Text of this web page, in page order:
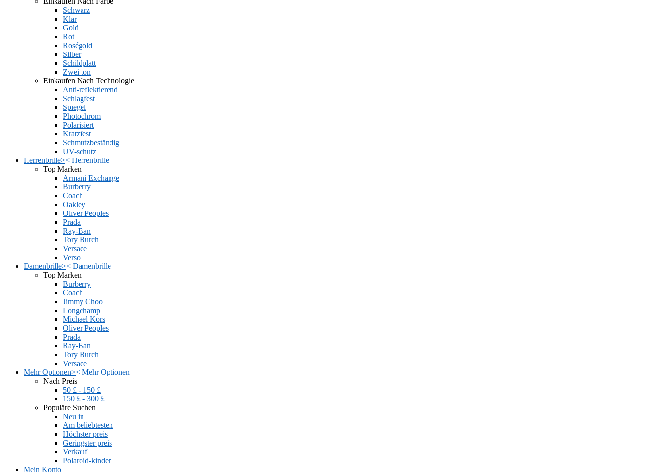
Schwarz
Klar
Gold
Rot
Roségold
Silber
Schildplatt
Zwei ton
Einkaufen Nach Technologie
Anti-reflektierend
Schlagfest
Spiegel
Photochrom
Polarisiert
Kratzfest
Schmutzbeständig
UV-schutz
Herrenbrille>< Herrenbrille
Top Marken
Armani Exchange
Burberry
Coach
Oakley
Oliver Peoples
Prada
Ray-Ban
Tory Burch
Versace
Verso
Damenbrille>< Damenbrille
Top Marken
Burberry
Coach
Jimmy Choo
Longchamp
Michael Kors
Oliver Peoples
Prada
Ray-Ban
Tory Burch
Versace
Mehr Optionen>< Mehr Optionen
Nach Preis
50 £ - 150 £
150 £ - 300 £
Populäre Suchen
Neu in
Am beliebtesten
Höchster preis
Geringster preis
Verkauf
Polaroid-kinder
Mein Konto